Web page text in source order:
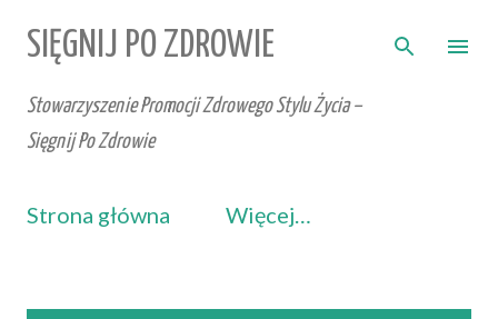
Przejdź do głównej zawartości
SIĘGNIJ PO ZDROWIE
Stowarzyszenie Promocji Zdrowego Stylu Życia –
Sięgnij Po Zdrowie
Strona główna Więcej…